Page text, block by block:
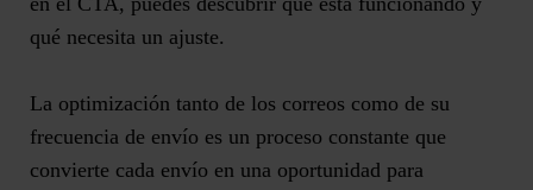
qué necesita un ajuste.
La optimización tanto de los correos como de su
frecuencia de envío es un proceso constante que
convierte cada envío en una oportunidad para